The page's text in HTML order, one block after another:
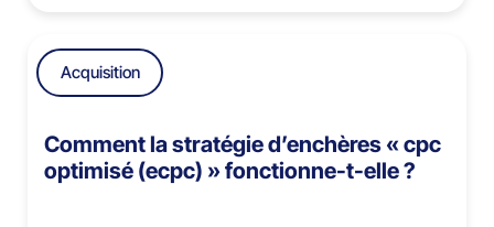
Acquisition
Comment la stratégie d’enchères « cpc
optimisé (ecpc) » fonctionne-t-elle ?